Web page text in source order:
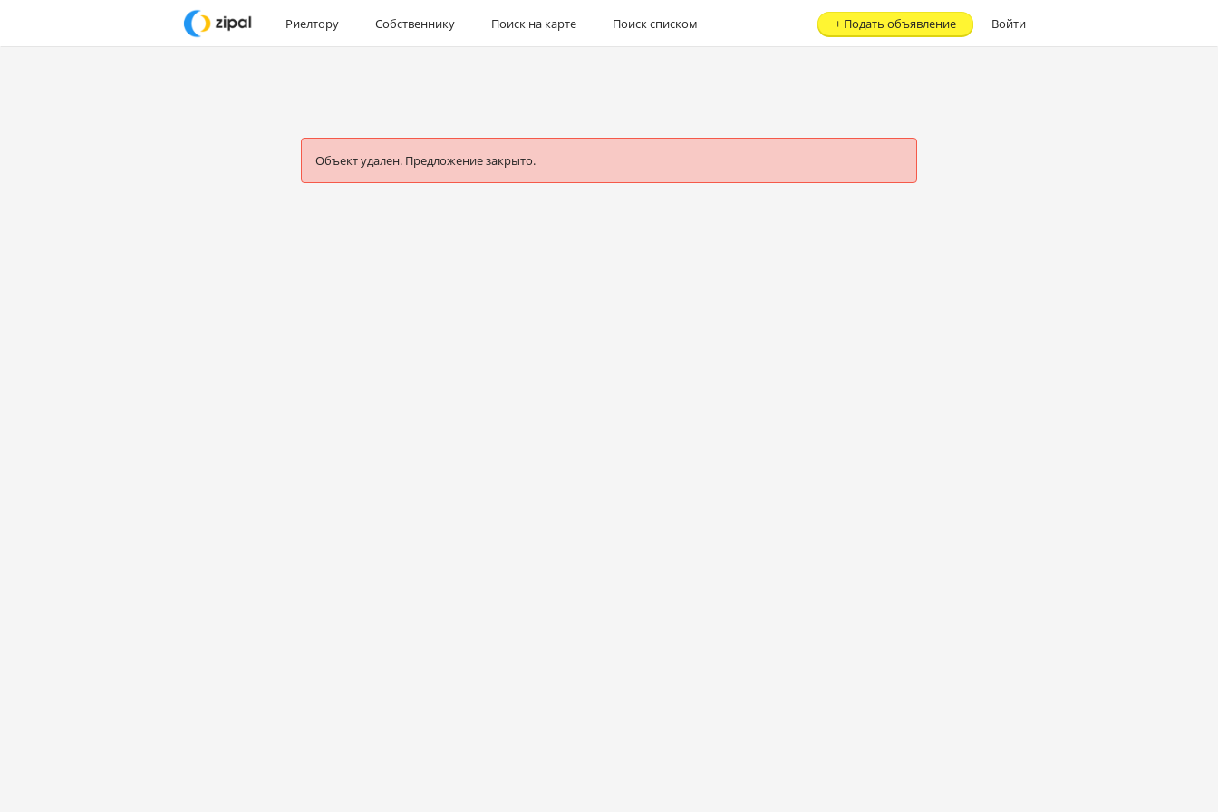
Риелтору Собственнику Поиск на карте Поиск списком Войти
+ Подать объявление
Объект удален. Предложение закрыто.